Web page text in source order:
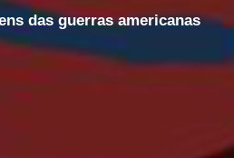
das guerras americanas